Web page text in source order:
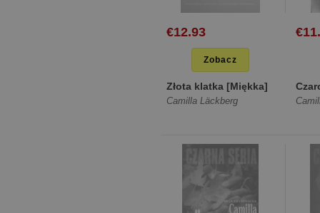
€12.93
Zobacz
Złota klatka [Miękka]
Camilla Läckberg